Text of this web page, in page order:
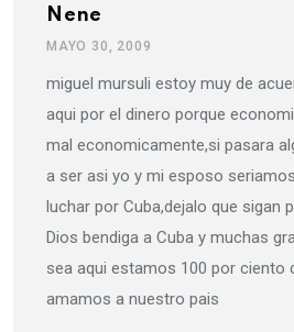
Nene
MAYO 30, 2009
miguel mursuli estoy muy de
aqui por el dinero porque
mal economicamente,si pasara
a ser asi yo y mi esposo
luchar por Cuba,dejalo que sigan
Dios bendiga a Cuba y muchas
sea aqui estamos 100 por ciento
amamos a nuestro pais